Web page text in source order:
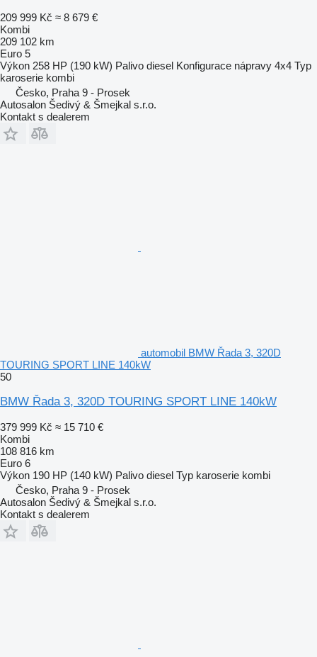
209 999 Kč ≈ 8 679 €
Kombi
209 102 km
Euro 5
Výkon 258 HP (190 kW) Palivo diesel Konfigurace nápravy 4x4 Typ
karoserie kombi
Česko, Praha 9 - Prosek
Autosalon Šedivý & Šmejkal s.r.o.
Kontakt s dealerem
automobil BMW Řada 3, 320D
TOURING SPORT LINE 140kW
50
BMW Řada 3, 320D TOURING SPORT LINE 140kW
379 999 Kč ≈ 15 710 €
Kombi
108 816 km
Euro 6
Výkon 190 HP (140 kW) Palivo diesel Typ karoserie kombi
Česko, Praha 9 - Prosek
Autosalon Šedivý & Šmejkal s.r.o.
Kontakt s dealerem